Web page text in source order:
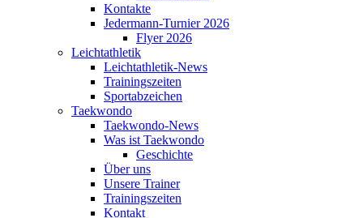
Kontakte
Jedermann-Turnier 2026
Flyer 2026
Leichtathletik
Leichtathletik-News
Trainingszeiten
Sportabzeichen
Taekwondo
Taekwondo-News
Was ist Taekwondo
Geschichte
Über uns
Unsere Trainer
Trainingszeiten
Kontakt